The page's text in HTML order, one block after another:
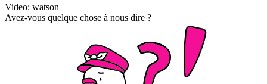
Video: watson
Avez-vous quelque chose à nous dire ?